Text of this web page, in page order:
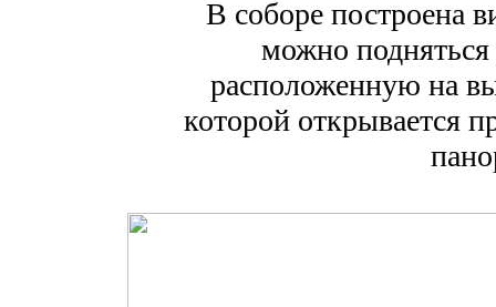
В соборе построена
можно
расположенную на
которой открывается